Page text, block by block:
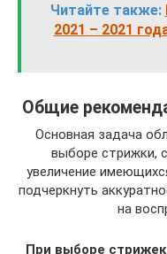
Читайте также:
2021 – 2021
Общие
Основная задача
выборе стрижки,
увеличение
подчеркнуть
на
При выборе